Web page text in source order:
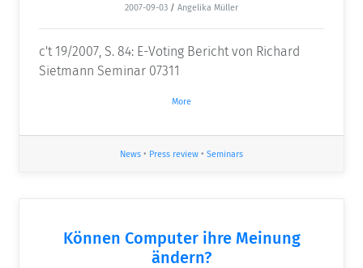
2007-09-03 / Angelika Müller
c't 19/2007, S. 84: E-Voting Bericht von Richard
Sietmann Seminar 07311
More
News • Press review • Seminars
Können Computer ihre Meinung
ändern?